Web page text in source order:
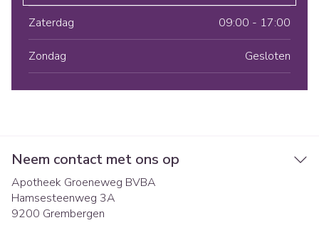
Zaterdag 09:00 - 17:00
Zondag Gesloten
Neem contact met ons op
Apotheek Groeneweg BVBA
Hamsesteenweg 3A
9200 Grembergen